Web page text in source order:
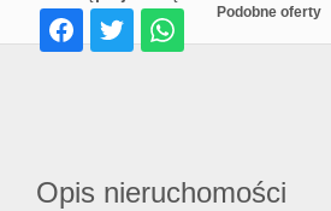
Podobne oferty
Opis nieruchomości